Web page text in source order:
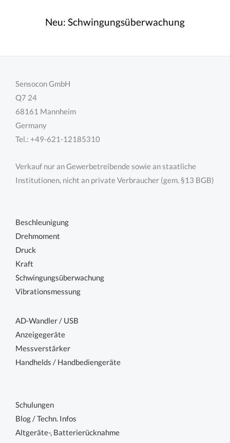
Neu: Schwingungsüberwachung
Sensocon GmbH
Q7 24
68161 Mannheim
Germany
Tel.: +49-621-12185310
Verkauf nur an Gewerbetreibende sowie an staatliche
Institutionen, nicht an private Verbraucher (gem. §13 BGB)
Beschleunigung
Drehmoment
Druck
Kraft
Schwingungsüberwachung
Vibrationsmessung
AD-Wandler / USB
Anzeigegeräte
Messverstärker
Handhelds / Handbediengeräte
Schulungen
Blog / Techn. Infos
Altgeräte-, Batterierücknahme